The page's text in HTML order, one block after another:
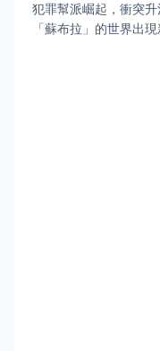
犯罪幫派崛起，衝突升
「蘇布拉」的世界出